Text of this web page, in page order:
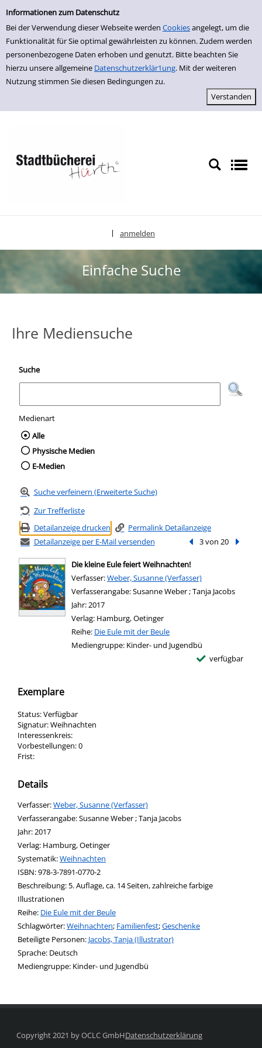
Einfache Suche
Informationen zum Datenschutz
Bei der Verwendung dieser Webseite werden Cookiesangelegt, um die
Funktionalität für Sie optimal gewährleisten zu können. Zudem werden
personenbezogene Daten erhoben und genutzt. Bitte beachten Sie
hierzu unsere allgemeine Datenschutzerklär1ung. Mit der weiteren
Nutzung stimmen Sie diesen Bedingungen zu.
zur Navigation springen
zum Inhalt springen
Zur Detailanzeige springen
anmelden
Einfache Suche
Ihre Mediensuche
Suche
Medienart
Wählen Sie die Medienart nach der Sie
Alle
Physische Medien
E-Medien
Suche verfeinern (Erweiterte Suche)
Zur Trefferliste
Detailanzeige drucken
Permalink Detailanzeige
Detailanzeige per E-Mail versenden
Vorheriger Treffer
3 von 20
Die kleine Eule feiert Weihnachten!
Verfasser:Suche nach diesem Verfasser
Weber, Susanne (Verfasser)
Verfasserangabe:Susanne Weber ; Tanja Jacobs
Jahr:2017
Verlag: Hamburg, Oetinger
Reihe: Die Eule mit der Beule
Mediengruppe: Kinder- und Jugendbü
verfügbar
Exemplare
Status:Verfügbar
Signatur:Weihnachten
Interessenkreis:
Vorbestellungen:0
Frist:
Details
Verfasser:Suche nach diesem Verfasser
Weber, Susanne (Verfasser)
Verfasserangabe:Susanne Weber ; Tanja Jacobs
Jahr:2017
Verlag: Hamburg, Oetinger
opens in new tab
Diesen Link in neuem Tab öffnen
Systematik:Suche nach dieser Systematik
Weihnachten
Suche nach diesem Interessenskreis
ISBN:978-3-7891-0770-2
Beschreibung: 5. Auflage, ca. 14 Seiten, zahlreiche farbige
Illustrationen
Reihe: Die Eule mit der Beule
Schlagwörter:Weihnachten; Familienfest;Geschenke
Beteiligte Personen: Suche nach dieser Beteiligten Person
Jacobs, Tanja (Illustrator)
Sprache: Deutsch
Mediengruppe: Kinder- und Jugendbü
Copyright 2021 by OCLC GmbHDatenschutzerklärung